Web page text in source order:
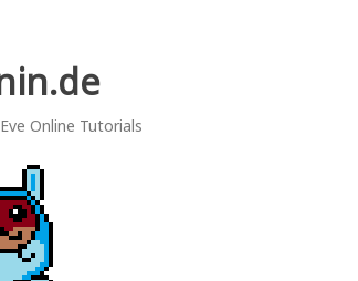
Online Tutorials